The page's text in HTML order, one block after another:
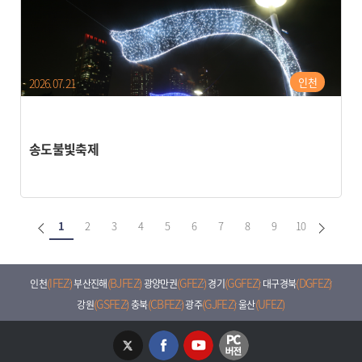
송도불빛축제
인천
2026.07.21
1 2 3 4 5 6 7 8 9 10
인천(IFEZ)부산진해(BJFEZ)광양만권(GFEZ)경기(GGFEZ)대구경북(DGFEZ)
강원(GSFEZ)충북(CBFEZ)광주(GJFEZ)울산(UFEZ)